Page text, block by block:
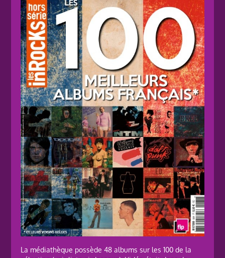
La médiathèque possède 48 albums sur les 100 de la